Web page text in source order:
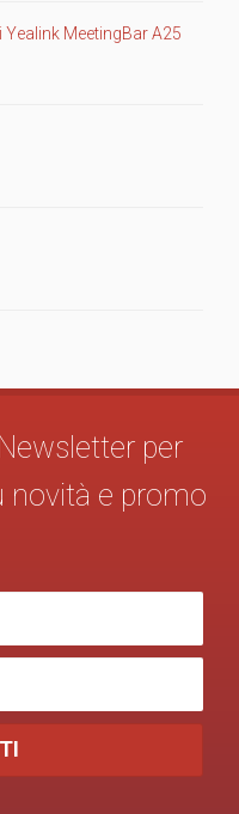
Yealink MeetingBar A25
per
novità e promo